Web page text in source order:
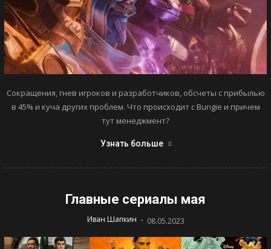
Сокращения, гнев игроков и разработчиков, обсчеты с прибылью
в 45% и куча других проблем. Что происходит с Bungie и причем
тут менеджмент?
Узнать больше
Главные сериалы мая
Иван Шапкин - 08.05.2023